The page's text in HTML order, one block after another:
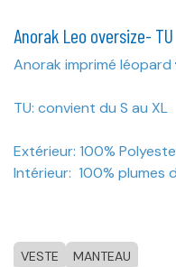
Anorak Leo oversize- TU
Anorak imprimé
TU: convient du S au XL
Extérieur: 100%
Intérieur:
VESTE MANTEAU